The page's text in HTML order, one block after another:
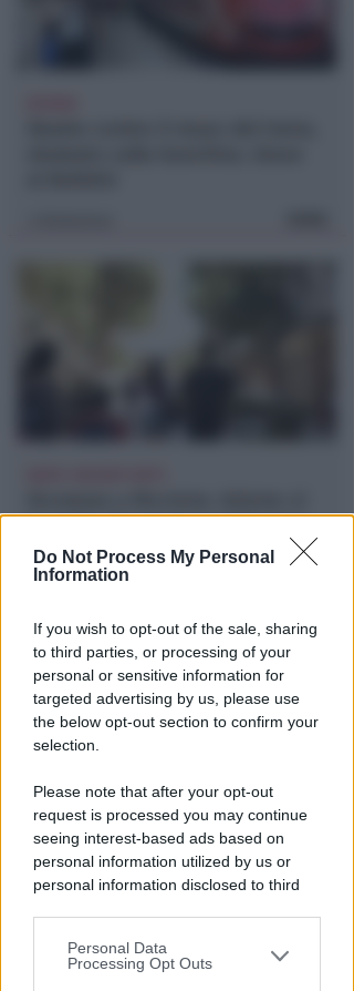
Do Not Process My Personal
Information
If you wish to opt-out of the sale, sharing
to third parties, or processing of your
personal or sensitive information for
targeted advertising by us, please use
the below opt-out section to confirm your
selection.
Please note that after your opt-out
request is processed you may continue
seeing interest-based ads based on
personal information utilized by us or
personal information disclosed to third
You may separately opt-out of the further
disclosure of your personal information
Personal Data
Processing Opt Outs
non affrontarli
CALDO E CIELO SERENO
Meteo: per la settimana di
ferragosto poche novità
all'orizzonte
Redazione